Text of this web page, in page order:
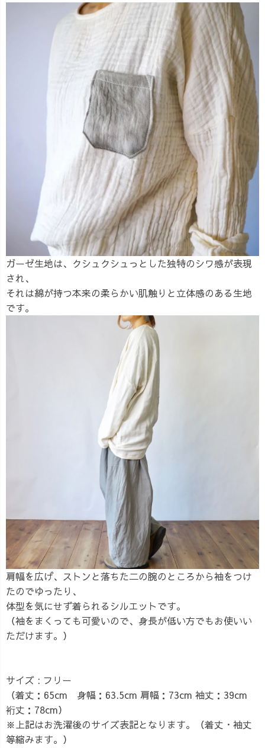
ガーゼ生地は、クシュクシュっとした独特のシワ感が表現
され、
それは綿が持つ本来の柔らかい肌触りと立体感のある生地
です。
肩幅を広げ、ストンと落ちた二の腕のところから袖をつけ
たのでゆったり、
体型を気にせず着られるシルエットです。
（袖をまくっても可愛いので、身長が低い方でもお使いい
ただけます。）
サイズ : フリー
（着丈：65cm 身幅：63.5cm 肩幅：73cm 袖丈：39cm
裄丈：78cm）
※上記はお洗濯後のサイズ表記となります。（着丈・袖丈
等縮みます。）